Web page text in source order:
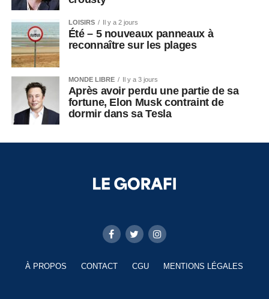
LOISIRS Il y a 2 jours
Été – 5 nouveaux panneaux à
reconnaître sur les plages
MONDE LIBRE Il y a 3 jours
Après avoir perdu une partie de sa
fortune, Elon Musk contraint de
dormir dans sa Tesla
À PROPOS CONTACT CGU MENTIONS LÉGALES